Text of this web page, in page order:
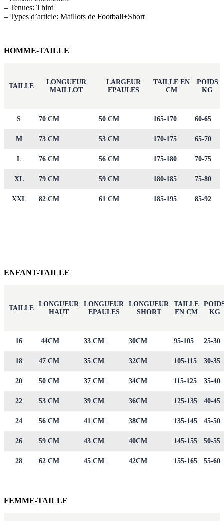
– Tenues: Third
– Types d’article: Maillots de Football+Short
HOMME-TAILLE
TAILLE
LONGUEUR
MAILLOT
LARGEUR
EPAULES
TAILLE EN
CM
POIDS
KG
S 70 CM 50 CM 165-170 60-65
M 73 CM 53 CM 170-175 65-70
L 76 CM 56 CM 175-180 70-75
XL 79 CM 59 CM 180-185 75-80
XXL 82 CM 61 CM 185-195 85-92
ENFANT-TAILLE
TAILLE
LONGUEUR
HAUT
LONGUEUR
EPAULES
LONGUEUR
SHORT
TAILLE
EN CM
KG
16 44CM 33 CM 30CM 95-105 25-30
18 47 CM 35 CM 32CM 105-115 30-35
20 50 CM 37 CM 34CM 115-125 35-40
22 53 CM 39 CM 36CM 125-135 40-45
24 56 CM 41 CM 38CM 135-145 45-50
26 59 CM 43 CM 40CM 145-155 50-55
28 62 CM 45 CM 42CM 155-165 55-60
FEMME-TAILLE